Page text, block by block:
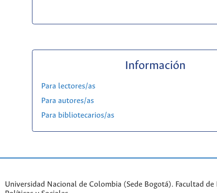
Información
Para lectores/as
Para autores/as
Para bibliotecarios/as
Universidad Nacional de Colombia (Sede Bogotá). Facultad de